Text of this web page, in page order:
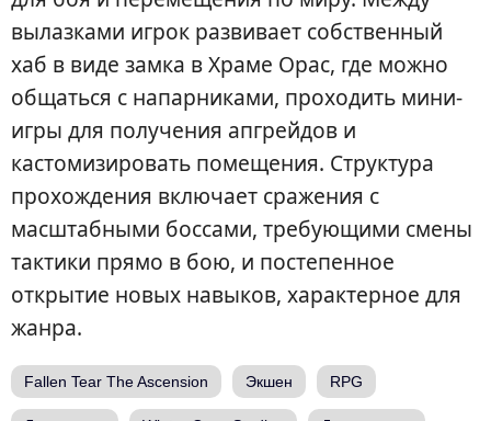
вылазками игрок развивает собственный
хаб в виде замка в Храме Орас, где можно
общаться с напарниками, проходить мини-
игры для получения апгрейдов и
кастомизировать помещения. Структура
прохождения включает сражения с
масштабными боссами, требующими смены
тактики прямо в бою, и постепенное
открытие новых навыков, характерное для
жанра.
Fallen Tear The Ascension Экшен RPG